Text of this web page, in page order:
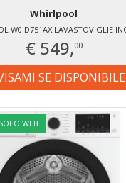
Whirlpool
€ 549,00
SE DISPONIBILE
WEB